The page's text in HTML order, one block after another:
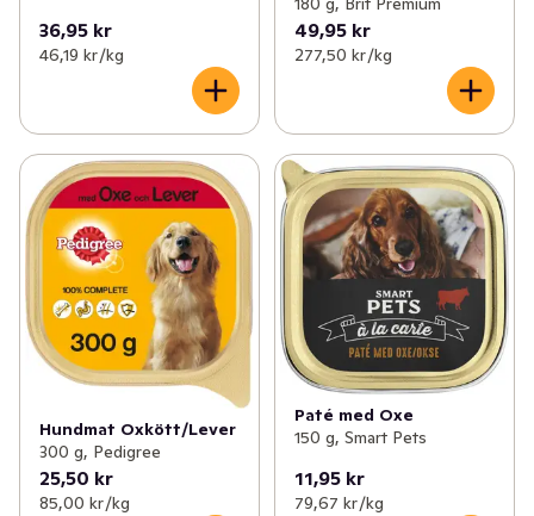
36,95 kr
46,19 kr /kg
49,95 kr
277,50 kr /kg
Hundmat Oxkött/Lever
300 g, Pedigree
25,50 kr
85,00 kr /kg
Paté med Oxe
150 g, Smart Pets
11,95 kr
79,67 kr /kg